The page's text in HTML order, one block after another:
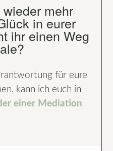
mehr
in eurer
ihr einen Weg
für eure
kann ich euch in
einer Mediation